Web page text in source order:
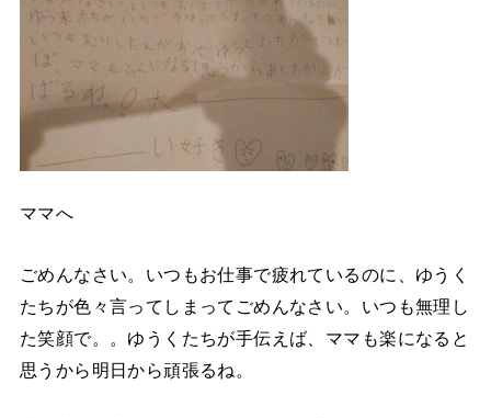
ママへ
ごめんなさい。いつもお仕事で疲れているのに、ゆうく
たちが色々言ってしまってごめんなさい。いつも無理し
た笑顔で。。ゆうくたちが手伝えば、ママも楽になると
思うから明日から頑張るね。